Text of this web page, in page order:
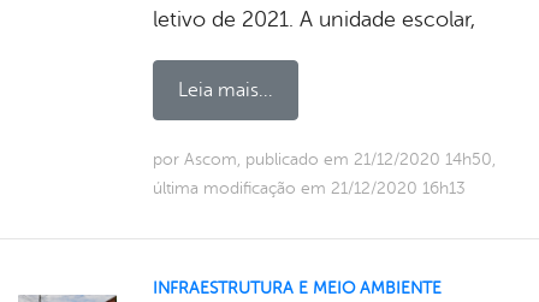
letivo de 2021. A unidade escolar,
Leia mais...
por Ascom, publicado em 21/12/2020 14h50,
última modificação em 21/12/2020 16h13
INFRAESTRUTURA E MEIO AMBIENTE